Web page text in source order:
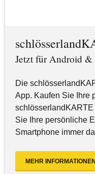
Jetzt für Android &
Die
App. Kaufen Sie Ihre
Sie Ihre persönliche
Smartphone immer
MEHR INFORMATIONEN